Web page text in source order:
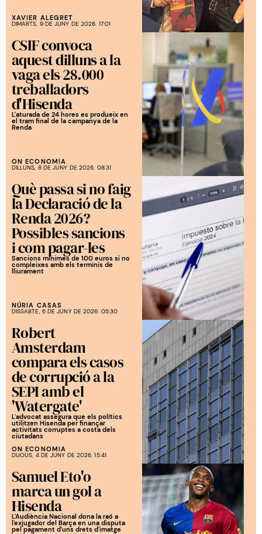
XAVIER ALEGRET
DIMARTS, 9 DE JUNY DE 2026. 17:01
CSIF convoca
aquest dilluns a la
vaga els 28.000
treballadors
d'Hisenda
L'aturada de 24 hores es produeix en
el tram final de la campanya de la
Renda
ON ECONOMIA
DILLUNS, 8 DE JUNY DE 2026. 08:31
Què passa si no faig
la Declaració de la
Renda 2026?
Possibles sancions
i com pagar-les
Sancions mínimes de 100 euros si no
compleixes amb els terminis de
lliurament
NÚRIA CASAS
DISSABTE, 6 DE JUNY DE 2026. 05:30
Robert
Amsterdam
compara els casos
de corrupció a la
SEPI amb el
'Watergate'
L'advocat assegura que els polítics
utilitzen Hisenda per finançar
activitats corruptes a costa dels
ciutadans
ON ECONOMIA
DIJOUS, 4 DE JUNY DE 2026. 15:41
Samuel Eto'o
marca un gol a
Hisenda
L'Audiència Nacional dona la raó a
l'exjugador del Barça en una disputa
pel pagament d'uns drets d'imatge